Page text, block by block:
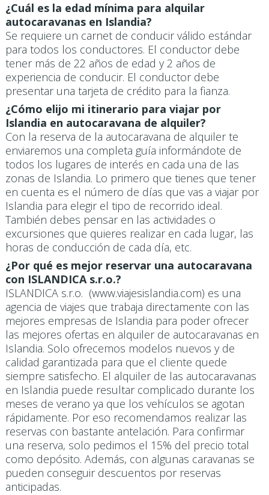
¿Cuál es la edad mínima para alquilar
autocaravanas en Islandia?
Se requiere un carnet de conducir válido estándar
para todos los conductores. El conductor debe
tener más de 22 años de edad y 2 años de
experiencia de conducir. El conductor debe
presentar una tarjeta de crédito para la fianza.
¿Cómo elijo mi itinerario para viajar por
Islandia en autocaravana de alquiler?
Con la reserva de la autocaravana de alquiler te
enviaremos una completa guía informándote de
todos los lugares de interés en cada una de las
zonas de Islandia. Lo primero que tienes que tener
en cuenta es el número de días que vas a viajar por
Islandia para elegir el tipo de recorrido ideal.
También debes pensar en las actividades o
excursiones que quieres realizar en cada lugar, las
horas de conducción de cada día, etc.
¿Por qué es mejor reservar una autocaravana
con ISLANDICA s.r.o.?
ISLANDICA s.r.o. (www.viajesislandia.com) es una
agencia de viajes que trabaja directamente con las
mejores empresas de Islandia para poder ofrecer
las mejores ofertas en alquiler de autocaravanas en
Islandia. Solo ofrecemos modelos nuevos y de
calidad garantizada para que el cliente quede
siempre satisfecho. El alquiler de las autocaravanas
en Islandia puede resultar complicado durante los
meses de verano ya que los vehículos se agotan
rápidamente. Por eso recomendamos realizar las
reservas con bastante antelación. Para confirmar
una reserva, solo pedimos el 15% del precio total
como depósito. Además, con algunas caravanas se
pueden conseguir descuentos por reservas
anticipadas.